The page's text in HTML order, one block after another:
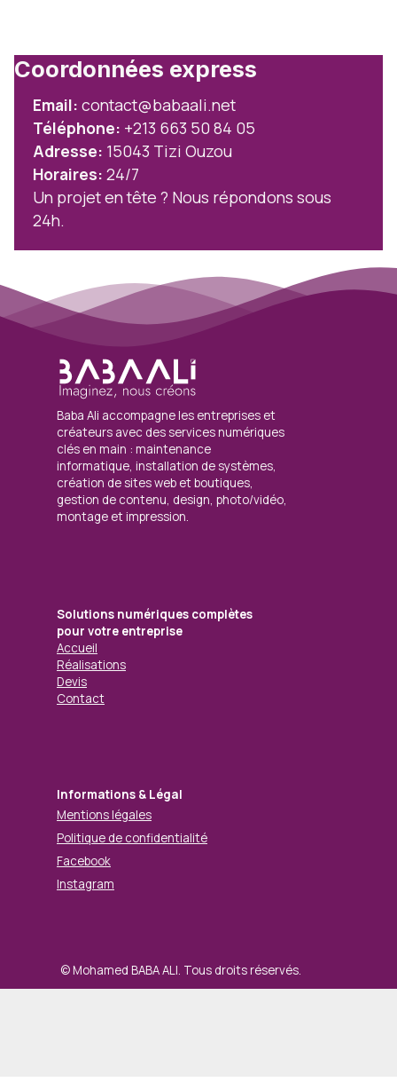
Coordonnées express
Email: contact@babaali.net
Téléphone: +213 663 50 84 05
Adresse: 15043 Tizi Ouzou
Horaires: 24/7
Un projet en tête ? Nous répondons sous
24h.
Solutions numériques complètes
pour votre entreprise
Accueil
Réalisations
Devis
Contact
Informations & Légal
Mentions légales
Politique de confidentialité
Facebook
Instagram
Baba Ali accompagne les entreprises et
créateurs avec des services numériques
clés en main : maintenance
informatique, installation de systèmes,
création de sites web et boutiques,
gestion de contenu, design, photo/vidéo,
montage et impression.
© Mohamed BABA ALI. Tous droits réservés.